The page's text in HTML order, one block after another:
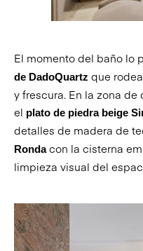
El momento del baño lo
de DadoQuartz que
y frescura. En la zona
el plato de piedra beige
detalles de madera de
Rondacon la cisterna
limpieza visual del